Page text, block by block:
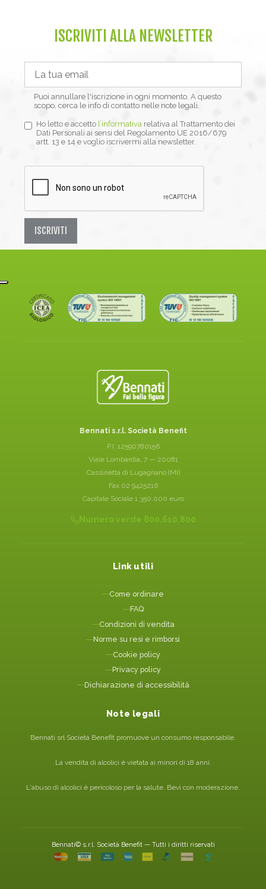
ISCRIVITI ALLA NEWSLETTER
Puoi annullare l'iscrizione in ogni momento. A questo
scopo, cerca le info di contatto nelle note legali.
Ho letto e accetto l’informativa relativa al Trattamento dei
Dati Personali ai sensi del Regolamento UE 2016/679
artt. 13 e 14 e voglio iscrivermi alla newsletter.
ISCRIVITI
Bennati s.r.l. Società Benefit
P.I. 12590780156
Viale Lombardia, 7 — 20081
Cassinetta di Lugagnano (MI)
Fax 02 9425216
Capitale Sociale 1.350.000 euro
Numero verde 800.610.800
Link utili
Come ordinare
FAQ
Condizioni di vendita
Norme su resi e rimborsi
Cookie policy
Privacy policy
Dichiarazione di accessibilità
Note legali
Bennati srl Società Benefit promuove un consumo responsabile.
La vendita di alcolici è vietata ai minori di 18 anni.
L'abuso di alcolici è pericoloso per la salute. Bevi con moderazione.
Bennati© s.r.l. Società Benefit — Tutti i diritti riservati